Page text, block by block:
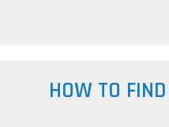
HOW TO